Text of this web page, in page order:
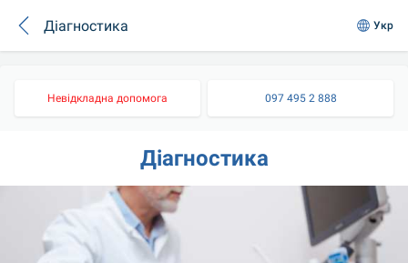
Діагностика Укр
Невідкладна допомога 097 495 2 888
Діагностика